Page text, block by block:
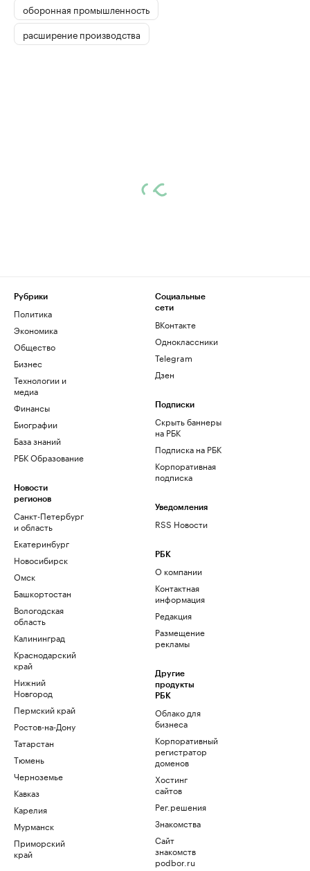
оборонная промышленность
расширение производства
Рубрики
Политика
Экономика
Общество
Бизнес
Технологии и
медиа
Финансы
Биографии
База знаний
РБК Образование
Новости
регионов
Санкт-Петербург
и область
Екатеринбург
Новосибирск
Омск
Башкортостан
Вологодская
область
Калининград
Краснодарский
край
Нижний
Новгород
Пермский край
Ростов-на-Дону
Татарстан
Тюмень
Черноземье
Кавказ
Карелия
Мурманск
Приморский
край
Социальные
сети
ВКонтакте
Одноклассники
Telegram
Дзен
Подписки
Скрыть баннеры
на РБК
Подписка на РБК
Корпоративная
подписка
Уведомления
RSS Новости
РБК
О компании
Контактная
информация
Редакция
Размещение
рекламы
Другие
продукты
РБК
Облако для
бизнеса
Корпоративный
регистратор
доменов
Хостинг
сайтов
Рег.решения
Знакомства
Сайт
знакомств
podbor.ru